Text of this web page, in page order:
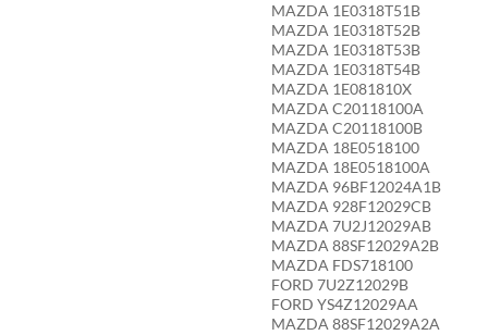
MAZDA 1E0318T51B
MAZDA 1E0318T52B
MAZDA 1E0318T53B
MAZDA 1E0318T54B
MAZDA 1E081810X
MAZDA C20118100A
MAZDA C20118100B
MAZDA 18E0518100
MAZDA 18E0518100A
MAZDA 96BF12024A1B
MAZDA 928F12029CB
MAZDA 7U2J12029AB
MAZDA 88SF12029A2B
MAZDA FDS718100
FORD 7U2Z12029B
FORD YS4Z12029AA
MAZDA 88SF12029A2A